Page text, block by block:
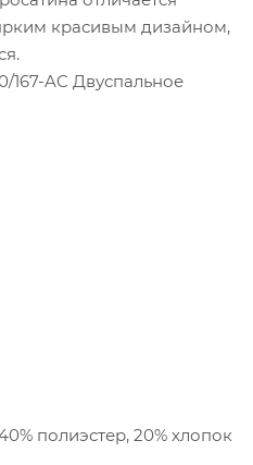
красивым дизайном,
AC Двуспальное
полиэстер, 20% хлопок